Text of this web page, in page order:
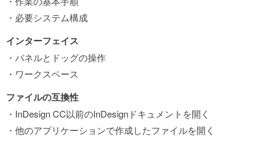
・必要システム構成
インターフェイス
・パネルとドッグの操作
・ワークスペース
ファイルの互換性
・InDesign CC以前のInDesignドキュメントを開く
・他のアプリケーションで作成したファイルを開く